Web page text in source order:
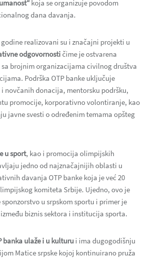
koja se organizuje povodom
dana davanja.
realizovani su i značajni projekti u
odgovornostičime je ostvarena
sa brojnim organizacijama civilnog društva
Podrška OTP banke uključuje
novčanih donacija, mentorsku podršku,
promocije, korporativno volontiranje, kao
javne svesti o određenim temama opšteg
u sport, kao i promocija olimpijskih
jedno od najznačajnijih oblasti u
davanja OTP banke koja je već 20
komiteta Srbije. Ujedno, ovo je
u srpskom sportu i primer je
biznis sektora i institucija sporta.
banka ulaže i u kulturu i ima dugogodišnju
Matice srpske kojoj kontinuirano pruža